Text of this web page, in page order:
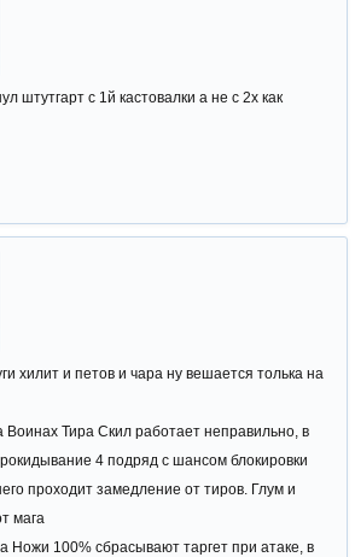
штутгарт с 1й кастовалки а не с 2х как
хилит и петов и чара ну вешается толька на
Воинах Тира Скил работает неправильно, в
4 подряд с шансом блокировки
проходит замедление от тиров. Глум и
мага
Ножи 100% сбрасывают таргет при атаке, в